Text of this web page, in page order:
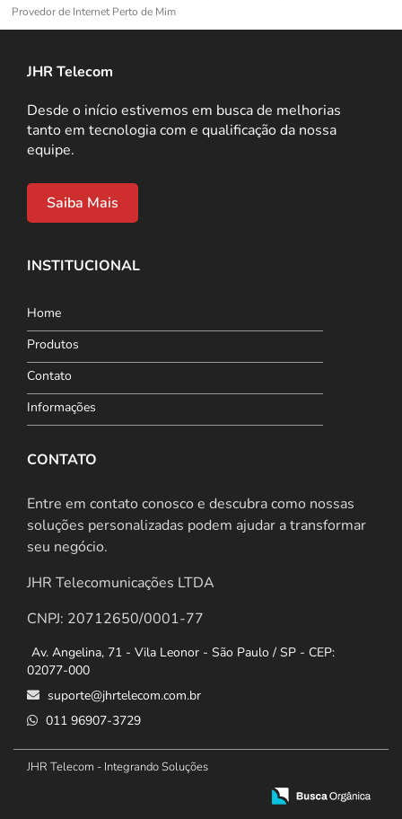
Provedor de Internet Perto de Mim
JHR Telecom
Desde o início estivemos em busca de melhorias
tanto em tecnologia com e qualificação da nossa
equipe.
Saiba Mais
INSTITUCIONAL
Home
Produtos
Contato
Informações
CONTATO
Entre em contato conosco e descubra como nossas
soluções personalizadas podem ajudar a transformar
seu negócio.
JHR Telecomunicações LTDA
CNPJ: 20712650/0001-77
Av. Angelina, 71 - Vila Leonor - São Paulo / SP - CEP:
02077-000
suporte@jhrtelecom.com.br
011 96907-3729
JHR Telecom - Integrando Soluções